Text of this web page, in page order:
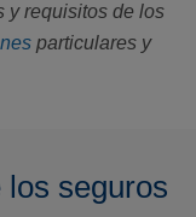
y requisitos de los
particulares y
los seguros